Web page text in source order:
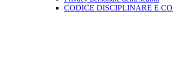
CODICE DISCIPLINARE E